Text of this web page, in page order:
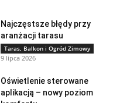
Najczęstsze błędy przy
aranżacji tarasu
Taras, Balkon i Ogród Zimowy
9 lipca 2026
Oświetlenie sterowane
aplikacją – nowy poziom